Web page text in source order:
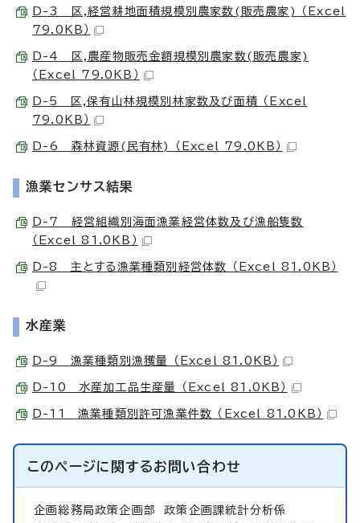
D-3 区,経営耕地面積規模別農家数(販売農家) （Excel
79.0KB）
D-4 区,農産物販売金額規模別農家数(販売農家)
（Excel 79.0KB）
D-5 区,保有山林規模別林家数及び面積 （Excel
79.0KB）
D-6 森林資源(民有林) （Excel 79.0KB）
漁業センサス結果
D-7 経営組織別海面漁業経営体数及び漁船隻数
（Excel 81.0KB）
D-8 主とする漁業種類別経営体数 （Excel 81.0KB）
水産業
D-9 漁業種類別漁獲量 （Excel 81.0KB）
D-10 水産加工品生産量 （Excel 81.0KB）
D-11 漁業種類別許可漁業件数 （Excel 81.0KB）
このページに関するお問い合わせ
企画総務局政策企画部政策企画課統計分析係